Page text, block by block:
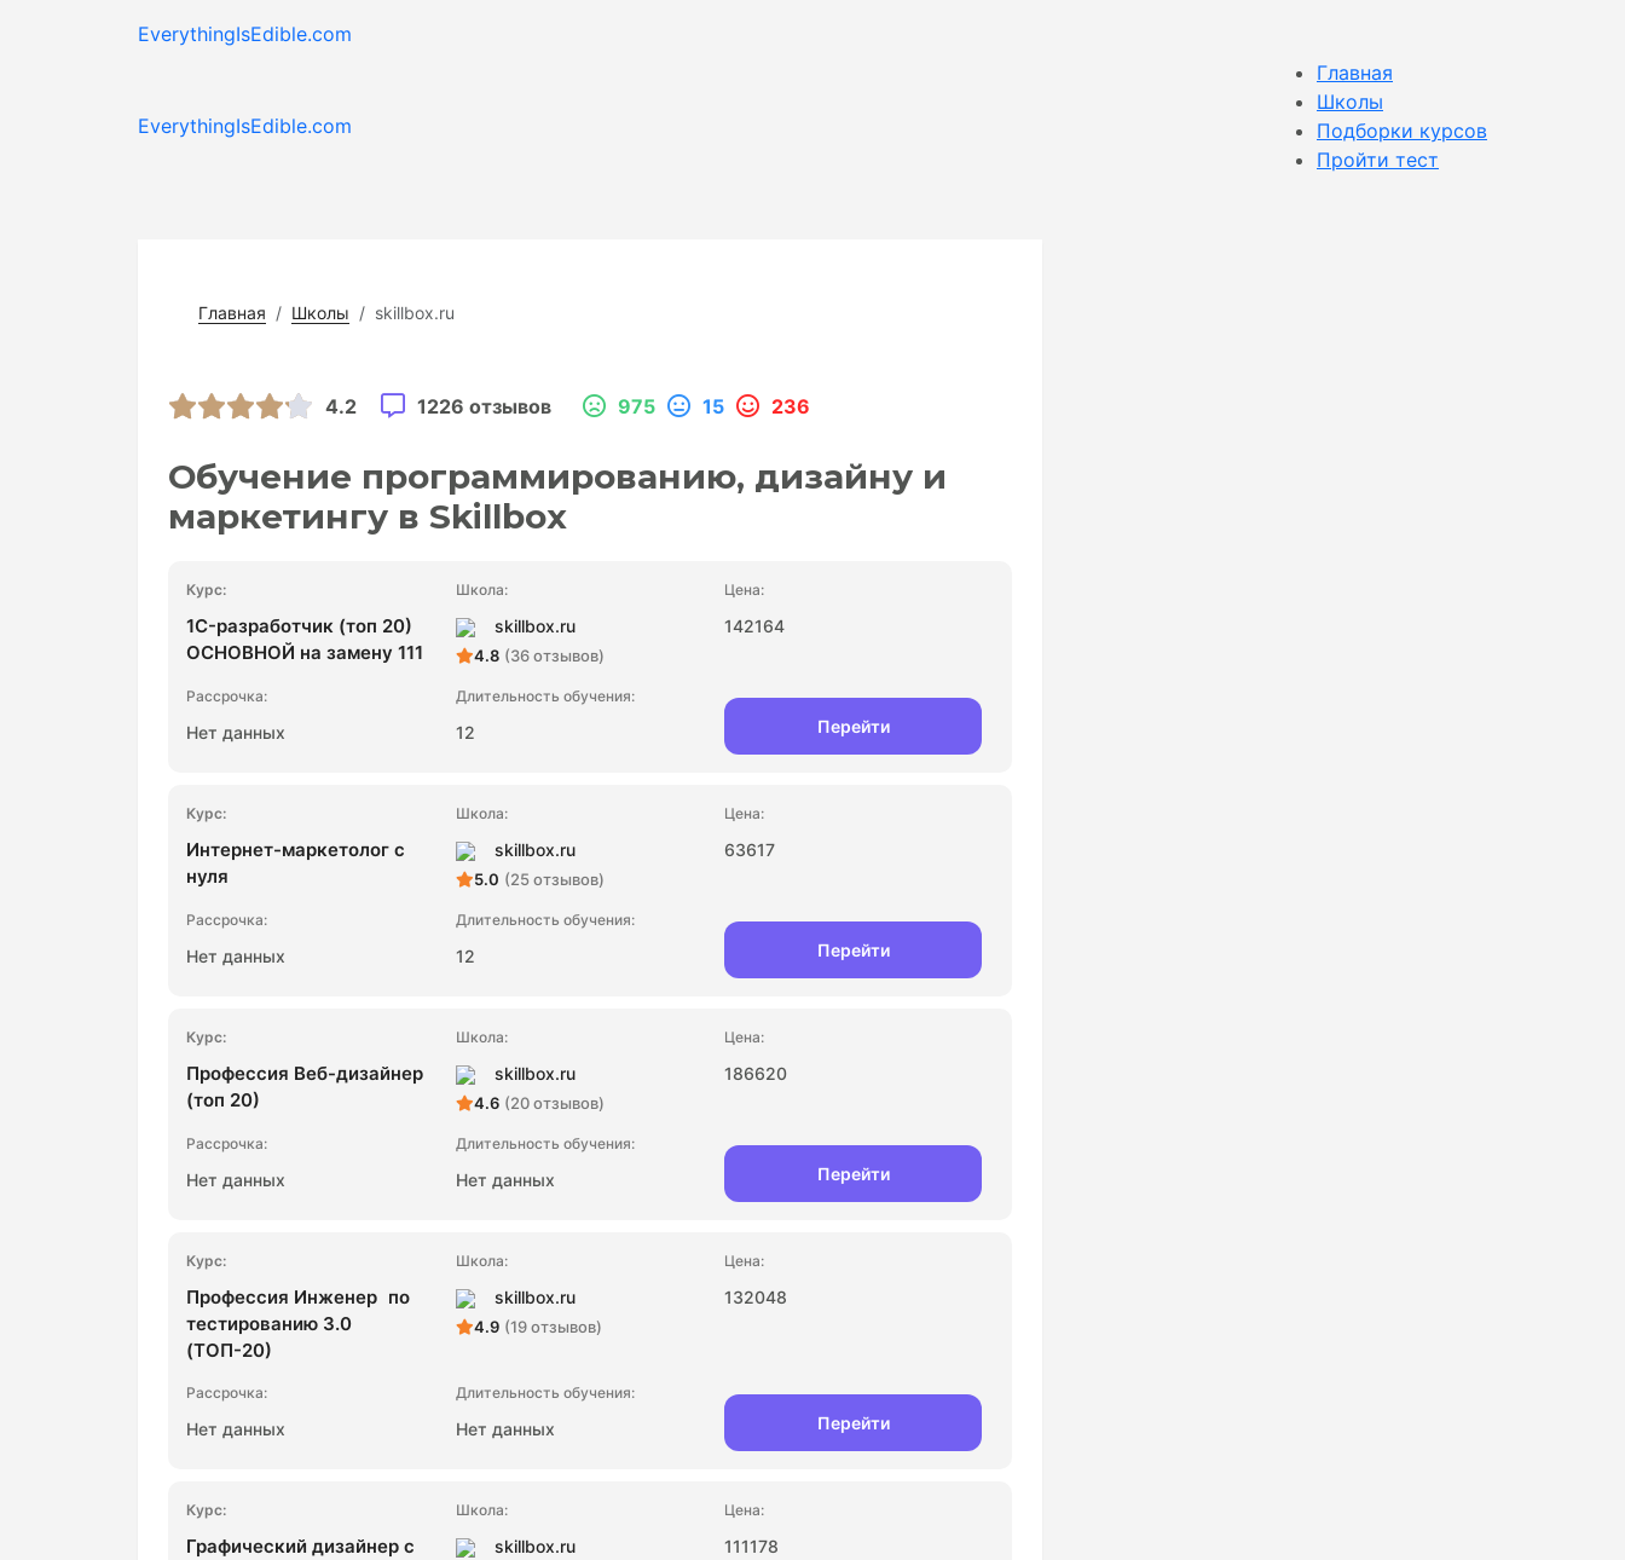
EverythingIsEdible.com
EverythingIsEdible.com
Главная
Школы
Подборки курсов
Пройти тест
Главная Школы skillbox.ru
4.2 1226 отзывов 975 15 236
Обучение программированию, дизайну и
маркетингу в Skillbox
1C-разработчик (топ 20)
ОСНОВНОЙ на замену 111
skillbox.ru
4.8 (36 отзывов)
142164
Нет данных 12 Перейти
Интернет-маркетолог с
нуля
skillbox.ru
5.0 (25 отзывов)
63617
Нет данных 12 Перейти
Профессия Веб-дизайнер
(топ 20)
skillbox.ru
4.6 (20 отзывов)
186620
Нет данных Нет данных Перейти
Профессия Инженер по
тестированию 3.0
(ТОП-20)
skillbox.ru
4.9 (19 отзывов)
132048
Нет данных Нет данных Перейти
Графический дизайнер с
skillbox.ru 111178